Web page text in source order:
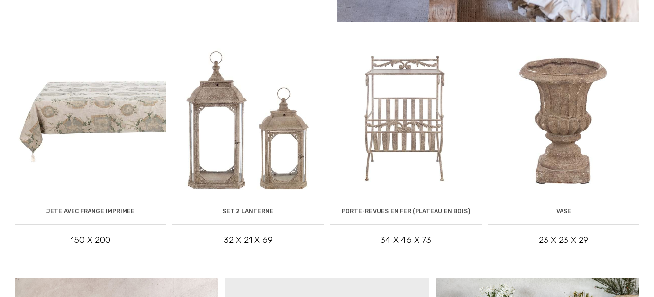
JETE AVEC FRANGE IMPRIMEE
150 X 200
SET 2 LANTERNE
32 X 21 X 69
PORTE-REVUES EN FER (PLATEAU EN BOIS)
34 X 46 X 73
VASE
23 X 23 X 29